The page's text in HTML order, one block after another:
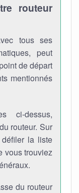
routeur
tous ses
peut
de départ
mentionnés
ci-dessus,
routeur. Sur
la liste
vous trouviez
du routeur